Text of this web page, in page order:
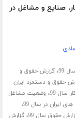
صنایع و مشاغل در
99 ،گزارش حقوق و
حقوق و دستمزد ایران
سال 99 ، وضعیت مشاغل
ایران در سال 99 ،
حقوق سال 99 ،گزارش